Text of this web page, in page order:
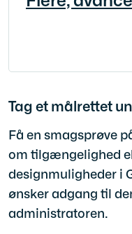
Tag et målrettet
Få en smagsprøve
om tilgængelighed
designmuligheder i
ønsker adgang til
administratoren.